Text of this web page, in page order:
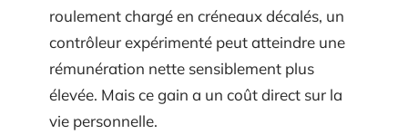
roulement chargé en créneaux décalés, un
contrôleur expérimenté peut atteindre une
rémunération nette sensiblement plus
élevée. Mais ce gain a un coût direct sur la
vie personnelle.